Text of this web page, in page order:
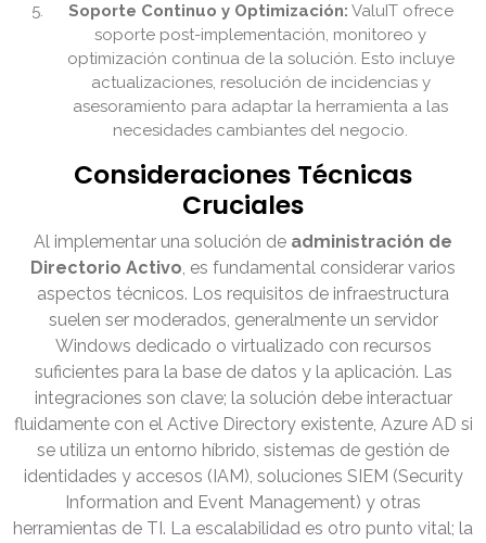
Soporte Continuo y Optimización: ValuIT ofrece
soporte post-implementación, monitoreo y
optimización continua de la solución. Esto incluye
actualizaciones, resolución de incidencias y
asesoramiento para adaptar la herramienta a las
necesidades cambiantes del negocio.
Consideraciones Técnicas
Cruciales
Al implementar una solución de administración de
Directorio Activo, es fundamental considerar varios
aspectos técnicos. Los requisitos de infraestructura
suelen ser moderados, generalmente un servidor
Windows dedicado o virtualizado con recursos
suficientes para la base de datos y la aplicación. Las
integraciones son clave; la solución debe interactuar
fluidamente con el Active Directory existente, Azure AD si
se utiliza un entorno híbrido, sistemas de gestión de
identidades y accesos (IAM), soluciones SIEM (Security
Information and Event Management) y otras
herramientas de TI. La escalabilidad es otro punto vital; la